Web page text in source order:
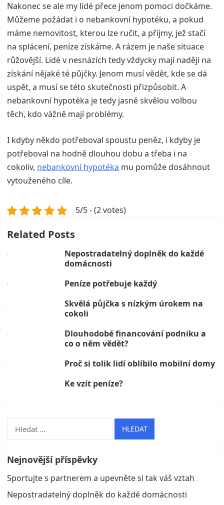
Nakonec se ale my lidé přece jenom pomoci dočkáme.
Můžeme požádat i o nebankovní hypotéku, a pokud
máme nemovitost, kterou lze ručit, a příjmy, jež stačí
na splácení, peníze získáme. A rázem je naše situace
růžovější. Lidé v nesnázích tedy vždycky mají naději na
získání nějaké té půjčky. Jenom musí vědět, kde se dá
uspět, a musí se této skutečnosti přizpůsobit. A
nebankovní hypotéka je tedy jasně skvělou volbou
těch, kdo vážně mají problémy.
I kdyby někdo potřeboval spoustu peněz, i kdyby je
potřeboval na hodně dlouhou dobu a třeba i na
cokoliv, nebankovní hypotéka mu pomůže dosáhnout
vytouženého cíle.
5/5 - (2 votes)
Related Posts
Nepostradatelný doplněk do každé
domácnosti
Peníze potřebuje každý
Skvělá půjčka s nízkým úrokem na
cokoli
Dlouhodobé financování podniku a
co o něm vědět?
Proč si tolik lidí oblíbilo mobilní domy
Ke vzít peníze?
Vyhledávání
Nejnovější příspěvky
Sportujte s partnerem a upevněte si tak váš vztah
Nepostradatelný doplněk do každé domácnosti